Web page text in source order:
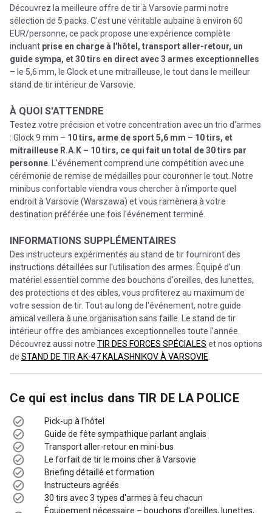
Découvrez la meilleure offre de tir à Varsovie parmi notre
sélection de 5 packs. C'est une véritable aubaine à environ 60
EUR/personne, ce pack propose une expérience complète
incluant prise en charge à l'hôtel, transport aller-retour, un
guide sympa, et 30 tirs en direct avec 3 armes exceptionnelles
– le 5,6 mm, le Glock et une mitrailleuse, le tout dans le meilleur
stand de tir intérieur de Varsovie.
À QUOI S'ATTENDRE
Testez votre précision et votre concentration avec un trio d'armes
: Glock 9 mm – 10 tirs, arme de sport 5,6 mm – 10 tirs, et
mitrailleuse R.A.K – 10 tirs, ce qui fait un total de 30 tirs par
personne . L'événement comprend une compétition avec une
cérémonie de remise de médailles pour couronner le tout. Notre
minibus confortable viendra vous chercher à n'importe quel
endroit à Varsovie (Warszawa) et vous ramènera à votre
destination préférée une fois l'événement terminé.
INFORMATIONS SUPPLÉMENTAIRES
Des instructeurs expérimentés au stand de tir fourniront des
instructions détaillées sur l'utilisation des armes. Équipé d'un
matériel essentiel comme des bouchons d'oreilles, des lunettes,
des protections et des cibles, vous profiterez au maximum de
votre session de tir. Tout au long de l'événement, notre guide
amical veillera à une organisation sans faille. Le stand de tir
intérieur offre des ambiances exceptionnelles toute l'année.
Découvrez aussi notre TIR DES FORCES SPÉCIALES et nos options
de STAND DE TIR AK-47 KALASHNIKOV À VARSOVIE
Ce qui est inclus dans TIR DE LA POLICE
Pick-up à l'hôtel
Guide de fête sympathique parlant anglais
Transport aller-retour en mini-bus
Le forfait de tir le moins cher à Varsovie
Briefing détaillé et formation
Instructeurs agréés
30 tirs avec 3 types d'armes à feu chacun
Équipement nécessaire – bouchons d'oreilles, lunettes,